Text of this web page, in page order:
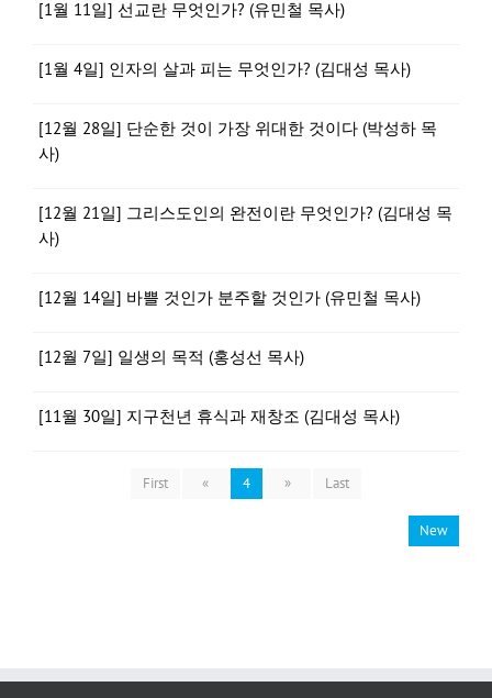
[1월 11일] 선교란 무엇인가? (유민철 목사)
[1월 4일] 인자의 살과 피는 무엇인가? (김대성 목사)
[12월 28일] 단순한 것이 가장 위대한 것이다 (박성하 목
사)
[12월 21일] 그리스도인의 완전이란 무엇인가? (김대성 목
사)
[12월 14일] 바쁠 것인가 분주할 것인가 (유민철 목사)
[12월 7일] 일생의 목적 (홍성선 목사)
[11월 30일] 지구천년 휴식과 재창조 (김대성 목사)
First « 4 » Last
New